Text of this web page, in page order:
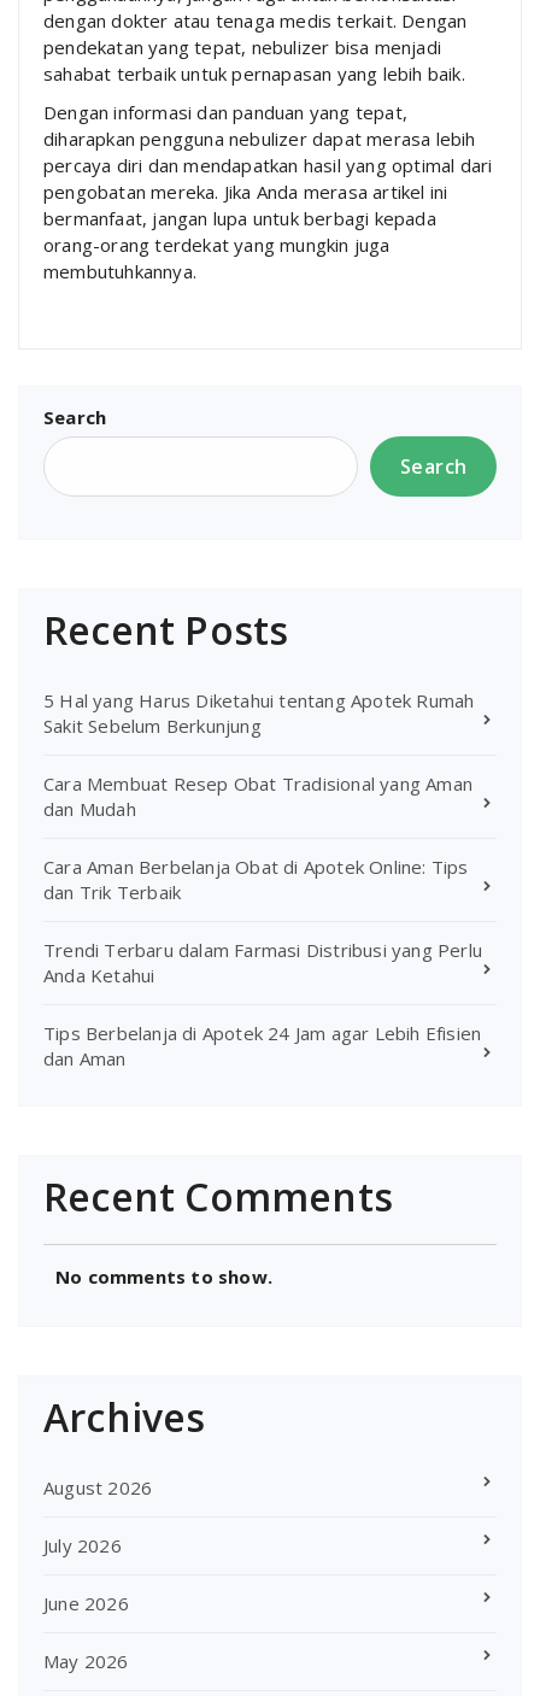
dengan dokter atau tenaga medis terkait. Dengan
pendekatan yang tepat, nebulizer bisa menjadi
sahabat terbaik untuk pernapasan yang lebih baik.
Dengan informasi dan panduan yang tepat,
diharapkan pengguna nebulizer dapat merasa lebih
percaya diri dan mendapatkan hasil yang optimal dari
pengobatan mereka. Jika Anda merasa artikel ini
bermanfaat, jangan lupa untuk berbagi kepada
orang-orang terdekat yang mungkin juga
membutuhkannya.
Search
Search
Recent Posts
5 Hal yang Harus Diketahui tentang Apotek Rumah
Sakit Sebelum Berkunjung
Cara Membuat Resep Obat Tradisional yang Aman
dan Mudah
Cara Aman Berbelanja Obat di Apotek Online: Tips
dan Trik Terbaik
Trendi Terbaru dalam Farmasi Distribusi yang Perlu
Anda Ketahui
Tips Berbelanja di Apotek 24 Jam agar Lebih Efisien
dan Aman
Recent Comments
No comments to show.
Archives
August 2026
July 2026
June 2026
May 2026